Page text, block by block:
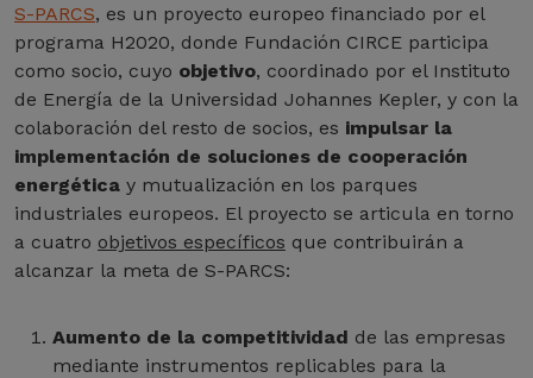
S-PARCS, es un proyecto europeo financiado por el
programa H2020, donde Fundación CIRCE participa
como socio, cuyo objetivo, coordinado por el Instituto
de Energía de la Universidad Johannes Kepler, y con la
colaboración del resto de socios, es impulsar la
implementación de soluciones de cooperación
energética y mutualización en los parques
industriales europeos. El proyecto se articula en torno
a cuatro objetivos específicos que contribuirán a
alcanzar la meta de S-PARCS:
Aumento de la competitividad de las empresas
mediante instrumentos replicables para la